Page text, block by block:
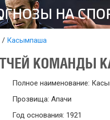
Касымпаша
КОМАНДЫ
Полное наименование:
Прозвища: Апачи
Год основания: 1921